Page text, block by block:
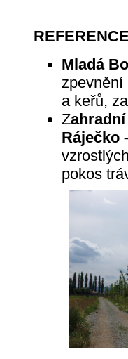
Mladá
zpevnění
a keřů,
Z
Ráječko
pokos